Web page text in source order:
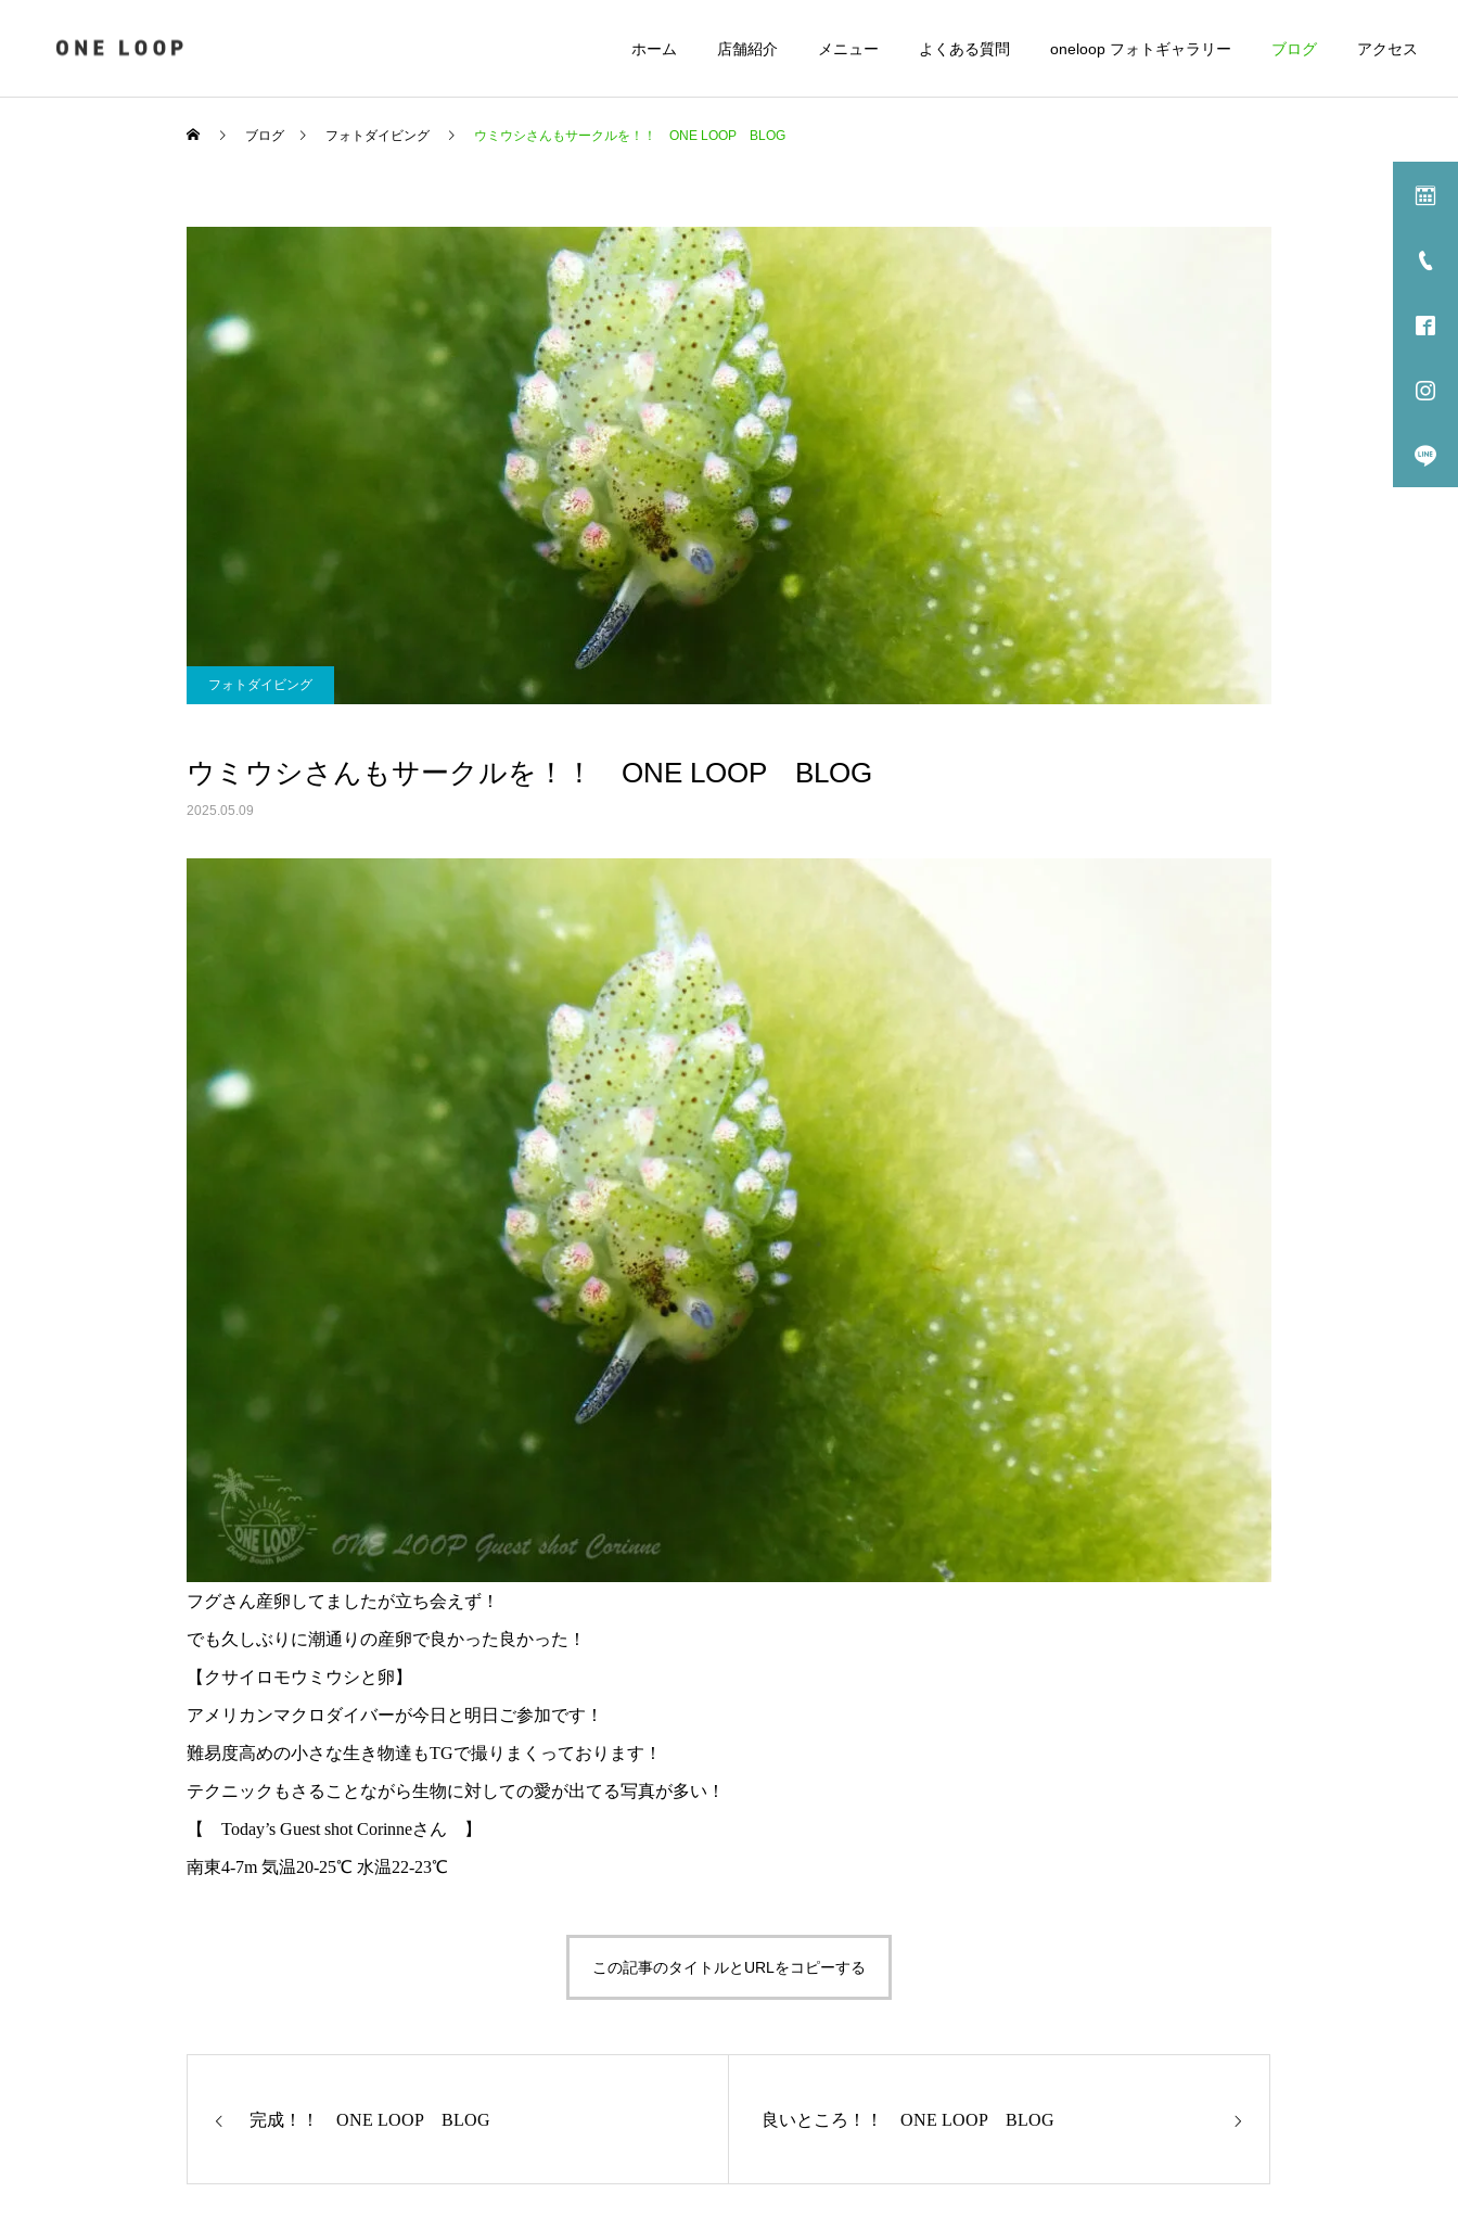
ホーム 店舗紹介 メニュー よくある質問 oneloop フォトギャラリー ブログ アクセス
ブログ フォトダイビング ウミウシさんもサークルを！！ ONE LOOP BLOG
フォトダイビング
ウミウシさんもサークルを！！ ONE LOOP BLOG
2025.05.09
フグさん産卵してましたが立ち会えず！
でも久しぶりに潮通りの産卵で良かった良かった！
【クサイロモウミウシと卵】
アメリカンマクロダイバーが今日と明日ご参加です！
難易度高めの小さな生き物達もTGで撮りまくっております！
テクニックもさることながら生物に対しての愛が出てる写真が多い！
【 Today’s Guest shot Corinneさん 】
南東4-7m 気温20-25℃ 水温22-23℃
この記事のタイトルとURLをコピーする
完成！！ ONE LOOP BLOG 良いところ！！ ONE LOOP BLOG